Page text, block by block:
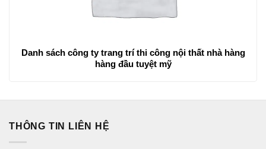
Danh sách công ty trang trí thi công nội thất nhà hàng
hàng đầu tuyệt mỹ
THÔNG TIN LIÊN HỆ